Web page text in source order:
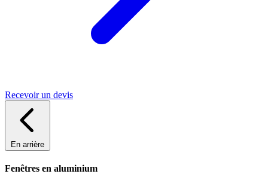
Recevoir un devis
En arrière
Fenêtres en aluminium